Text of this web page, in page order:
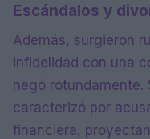
Escándalos y
Además, surgieron
infidelidad con una
negó rotundamente.
caracterizó por
financiera,